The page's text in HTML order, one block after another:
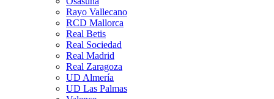
Rayo Vallecano
RCD Mallorca
Real Betis
Real Sociedad
Real Madrid
Real Zaragoza
UD Almería
UD Las Palmas